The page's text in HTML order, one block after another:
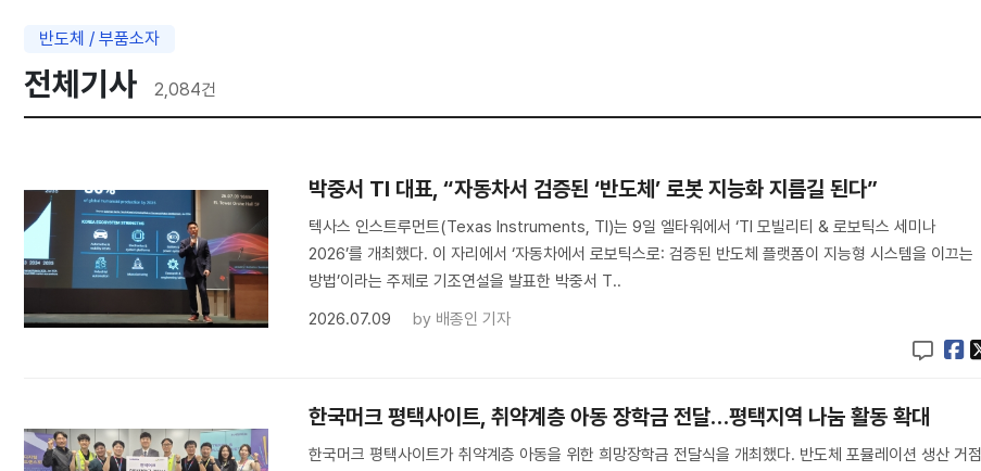
반도체 / 부품소자
전체기사 2,084건
박중서 TI 대표, “자동차서 검증된 ‘반도체’ 로봇 지능화 지름길 된다”
텍사스 인스트루먼트(Texas Instruments, TI)는 9일 엘타워에서 ‘TI 모빌리티 & 로보틱스 세미나
2026’를 개최했다. 이 자리에서 ‘자동차에서 로보틱스로: 검증된 반도체 플랫폼이 지능형 시스템을 이끄는
방법’이라는 주제로 기조연설을 발표한 박중서 T..
2026.07.09
by 배종인 기자
한국머크 평택사이트, 취약계층 아동 장학금 전달…평택지역 나눔 활동 확대
한국머크 평택사이트가 취약계층 아동을 위한 희망장학금 전달식을 개최했다. 반도체 포뮬레이션 생산 거점